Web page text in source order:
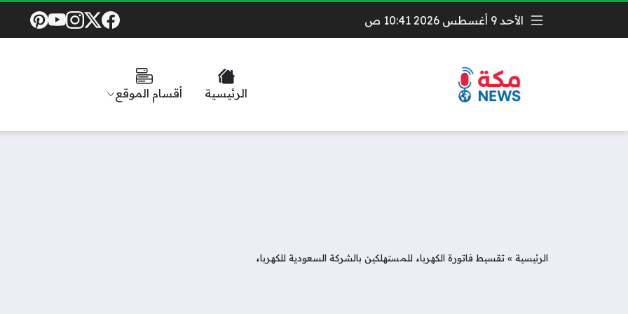
الأحد 9 أغسطس 2026 10:41 ص
Social Links
الرئيسية أقسام الموقع
الرئيسية »تقسيط فاتورة الكهرباء للمستهلكين بالشركة السعودية للكهرباء